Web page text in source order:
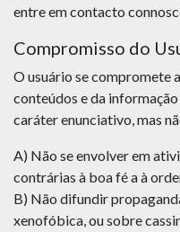
entre em contacto
Compromisso do
O usuário se compromete
conteúdos e da
caráter enunciativo, mas
A) Não se envolver em
contrárias à boa fé a à
B) Não difundir
xenofóbica, ou sobre